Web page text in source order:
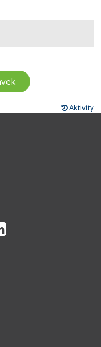
Aktivity